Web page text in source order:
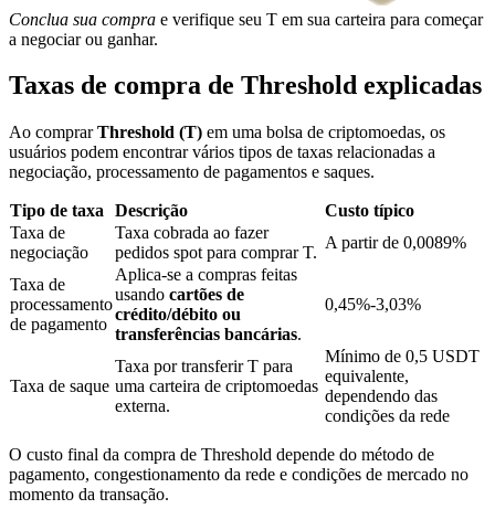
Empréstimos
Serviço de empréstimo apoiado por criptografia
Conclua sua compra e verifique seu T em sua carteira para começar
a negociar ou ganhar.
Taxas de compra de Threshold explicadas
Ao comprarThreshold (T) em uma bolsa de criptomoedas, os
usuários podem encontrar vários tipos de taxas relacionadas a
negociação, processamento de pagamentos e saques.
Tipo de taxa Descrição
Custo típico
Taxa de
negociação
Taxa cobrada ao fazer
pedidos spot para comprar T.
A partir de 0,0089%
Taxa de
processamento
de pagamento
Aplica-se a compras feitas
usando cartões de
crédito/débito ou
transferências bancárias.
0,45%-3,03%
Taxa de saque
Taxa por transferir T para
uma carteira de criptomoedas
externa.
Mínimo de 0,5 USDT
equivalente,
dependendo das
condições da rede
O custo final da compra de Threshold depende do método de
pagamento, congestionamento da rede e condições de mercado no
momento da transação.